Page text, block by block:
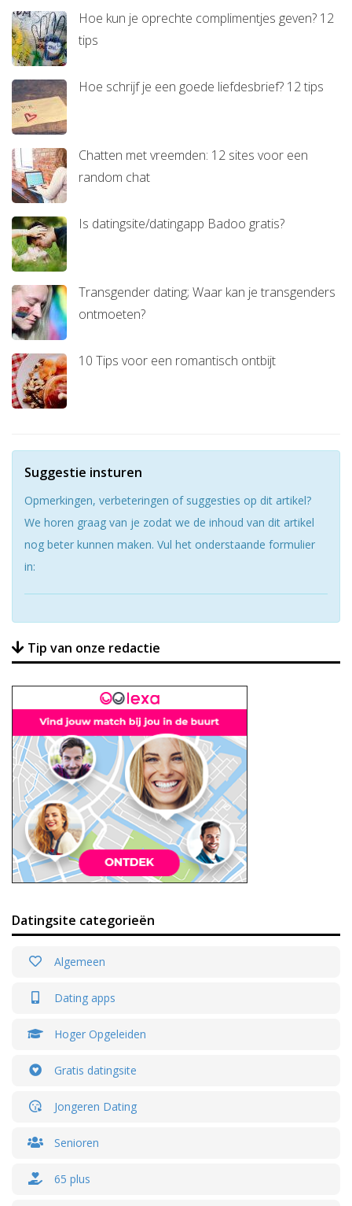
Hoe kun je oprechte complimentjes geven? 12
tips
Hoe schrijf je een goede liefdesbrief? 12 tips
Chatten met vreemden: 12 sites voor een
random chat
Is datingsite/datingapp Badoo gratis?
Transgender dating; Waar kan je transgenders
ontmoeten?
10 Tips voor een romantisch ontbijt
Suggestie insturen
Opmerkingen, verbeteringen of suggesties op dit artikel?
We horen graag van je zodat we de inhoud van dit artikel
nog beter kunnen maken. Vul het onderstaande formulier
in:
Tip van onze redactie
Datingsite categorieën
Algemeen
Dating apps
Hoger Opgeleiden
Gratis datingsite
Jongeren Dating
Senioren
65 plus